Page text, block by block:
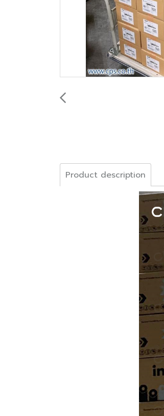
Product description